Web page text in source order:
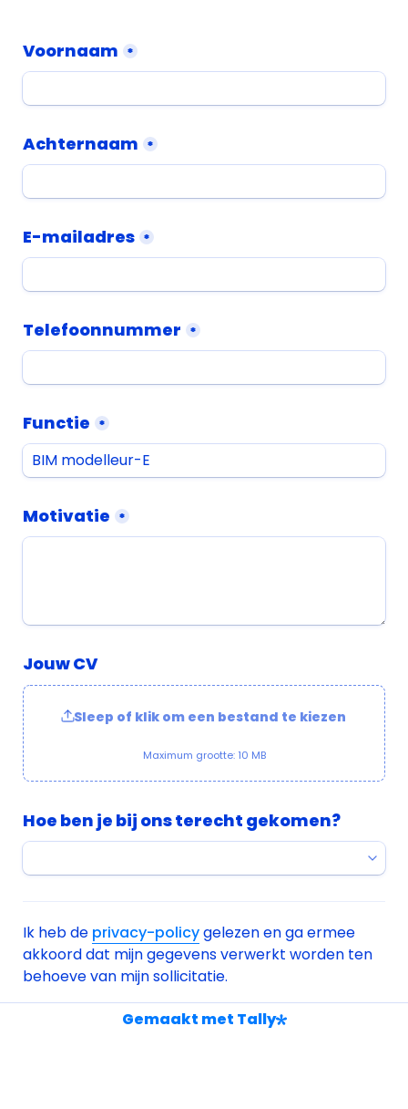
Voornaam *
Achternaam *
E-mailadres *
Telefoonnummer *
Functie *
Motivatie *
Jouw CV
Sleep of klik om een bestand te kiezen
Maximum grootte: 10 MB
Hoe ben je bij ons terecht gekomen?
Ik heb de privacy-policy gelezen en ga ermee
akkoord dat mijn gegevens verwerkt worden ten
behoeve van mijn sollicitatie.
Untitled checkboxes field
Ik ga akkoord met de privacy policy.
Gemaakt met Tally